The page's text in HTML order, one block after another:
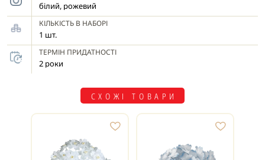
білий, рожевий
КІЛЬКІСТЬ В НАБОРІ
1 шт.
ТЕРМІН ПРИДАТНОСТІ
2 роки
СХОЖІ ТОВАРИ